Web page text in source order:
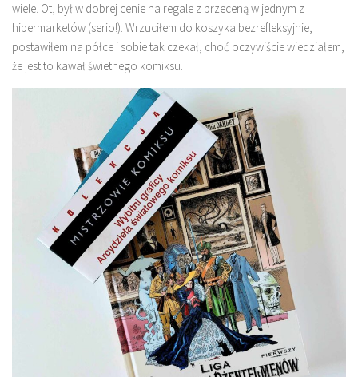
wiele. Ot, był w dobrej cenie na regale z przeceną w jednym z
hipermarketów (serio!). Wrzuciłem do koszyka bezrefleksyjnie,
postawiłem na półce i sobie tak czekał, choć oczywiście wiedziałem,
że jest to kawał świetnego komiksu.